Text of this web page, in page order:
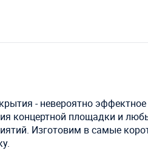
- невероятно эффектное
концертной площадки и
Изготовим в самые